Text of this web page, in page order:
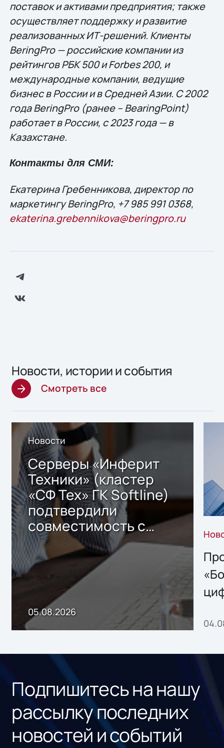
поставок и активами предприятия; также
осуществляет поддержку и развитие
реализованных ИТ-решений. Клиенты
BeringPro — российские компании из
рейтингов РБК 500 и Forbes 200, и
международные компании, ведущие
бизнес в России и в Средней Азии. С 2002
года BeringPro (ранее – BearingPoint)
работает в России, с 2023 года — в
Казахстане.
Контакты для СМИ:
Екатерина Гребенникова, директор по
маркетингу BeringPro, +7 985 991 0368,
ekaterina.grebennikova@beringpro.ru
Новости, истории и события
Смотреть все
Новости
Серверы «Инферит
Техники» (кластер
«СФ Тех» ГК Softline)
подтвердили
совместимость с
решением Sharx
Storage 2.x для
хранения данных
05.08.2026
Подпишитесь на нашу
рассылку последних
новостей и событий